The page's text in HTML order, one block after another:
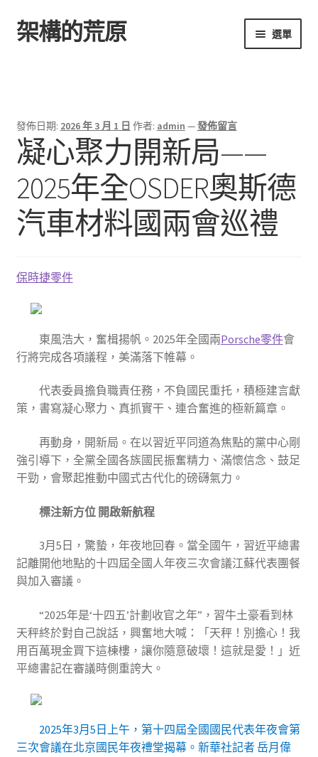
跳
至
跳
至
架構的荒原 選單
發佈日期: 2026 年 3 月 1 日 作者: admin —發佈留言
凝心聚力開新局——
2025年全OSDER奧斯德
汽車材料國兩會巡禮
保時捷零件
東風浩大，奮楫揚帆。2025年全國兩Porsche零件會
行將完成各項議程，美滿落下帷幕。
代表委員擔負職責任務，不負國民重托，積極建言獻
策，書寫凝心聚力、真抓實干、連合奮進的極新篇章。
再動身，開新局。在以習近平同道為焦點的黨中心剛
強引導下，全黨全國各族國民振奮精力、滿懷信念、鼓足
干勁，會聚起推動中國式古代化的磅礴氣力。
標注新方位 開啟新航程
3月5日，驚蟄，年夜地回春。當全國午，習近平總書
記離開他地點的十四屆全國人年夜三次會議江蘇代表團餐
與加入審議。
“2025年是‘十四五’計劃收官之年”，習牛土豪看到林
天秤終於對自己說話，興奮地大喊：「天秤！別擔心！我
用百萬現金買下這棟樓，讓你隨意破壞！這就是愛！」近
平總書記在審議時側重誇大。
2025年3月5日上午，第十四屆全國國民代表年夜會第
三次會議在北京國民年夜禮堂揭幕。新華社記者 岳月偉